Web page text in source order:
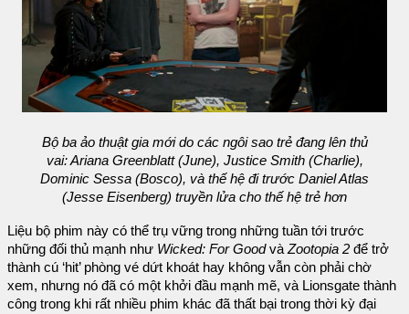
Bộ ba ảo thuật gia mới do các ngôi sao trẻ đang lên thủ
vai: Ariana Greenblatt (June), Justice Smith (Charlie),
Dominic Sessa (Bosco), và thế hệ đi trước Daniel Atlas
(Jesse Eisenberg) truyền lửa cho thế hệ trẻ hơn
Liệu bộ phim này có thể trụ vững trong những tuần tới trước
những đối thủ mạnh như Wicked: For GoodvàZootopia 2 để trở
thành cú ‘hit’ phòng vé dứt khoát hay không vẫn còn phải chờ
xem, nhưng nó đã có một khởi đầu mạnh mẽ, và Lionsgate thành
công trong khi rất nhiều phim khác đã thất bại trong thời kỳ đại